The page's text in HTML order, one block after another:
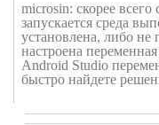
microsin: скорее
запускается среда
установлена, либо
настроена
Android Studio
быстро найдете